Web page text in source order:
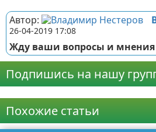
Автор:
26-04-2019 17:08
Жду ваши вопросы и
Подпишись на нашу
Похожие статьи